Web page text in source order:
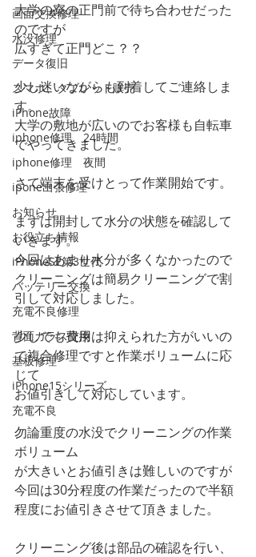
画面交換修理
水没修理
データ復旧
スマホ、タブレット販売
iPhone故障
iphone修理 24時間
iphone修理 夜間
ipone出張修理
お知らせ
お役立ち情報
iPhoneSE第3世代
バッテリー交換
充電不良修理
背面ガラス交換
基板修理
iPhone15シリーズ
充電不良
大学の寮の正門前で待ち合わせだった
のですが
広すぎて正門どこ？？
少し迷いながらも到着してご連絡しま
す。
大学の敷地が広いのでお客様も自転車
でやってきました。
さて端末を受けとって作業開始です。
まずは開封して水分の状態を確認して
いきます。
今回はあまり水分が多くなかったので
クリーニングは簡易クリーニングで割
引して対応しました。
少しでも費用は抑えられた方がいいの
で複合修理ですと作業ボリュームに応
じて
お値引きして対応しています。
勿論重度の水没でクリーニングの作業
ボリューム
が大きいとお値引きは難しいのですが
今回は30分程度の作業だったので半額
程度にお値引きさせて頂きました。
クリーニング後は部品の確認を行い、